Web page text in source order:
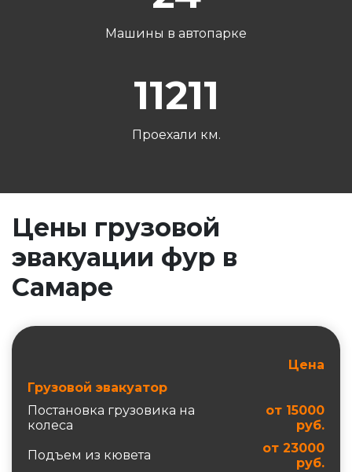
Машины в автопарке
11211
Проехали км.
Цены грузовой
эвакуации фур в
Самаре
Цена
Грузовой эвакуатор
Постановка грузовика на
колеса
от 15000
руб.
Подъем из кювета
от 23000
руб.